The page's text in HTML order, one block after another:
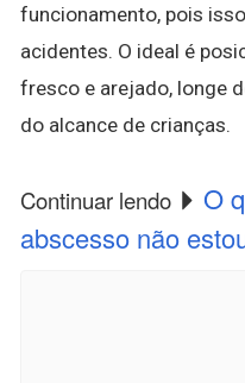
funcionamento, pois isso
acidentes. O ideal é
fresco e arejado, longe
do alcance de crianças.
Continuar lendo
O
abscesso não